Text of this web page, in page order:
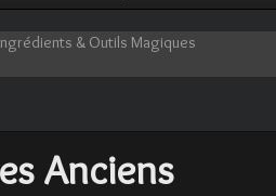
& Outils Magiques
Anciens